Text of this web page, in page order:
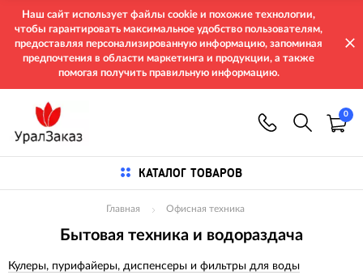
Наш сайт использует файлы cookie и похожие технологии,
чтобы гарантировать максимальное удобство пользователям,
предоставляя персонализированную информацию, запоминая
предпочтения в области маркетинга и продукции, а также
помогая получить правильную информацию.
0
КАТАЛОГ ТОВАРОВ
Главная Офисная техника
Бытовая техника и водораздача
Кулеры, пурифайеры, диспенсеры и фильтры для воды